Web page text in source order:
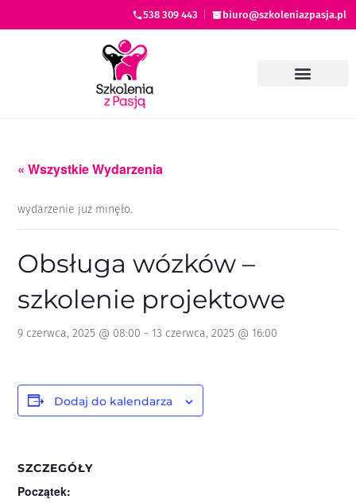
538 309 443 biuro@szkoleniazpasja.pl
« Wszystkie Wydarzenia
wydarzenie już minęło.
Obsługa wózków –
szkolenie projektowe
9 czerwca, 2025 @ 08:00 - 13 czerwca, 2025 @ 16:00
Dodaj do kalendarza
SZCZEGÓŁY
Początek: